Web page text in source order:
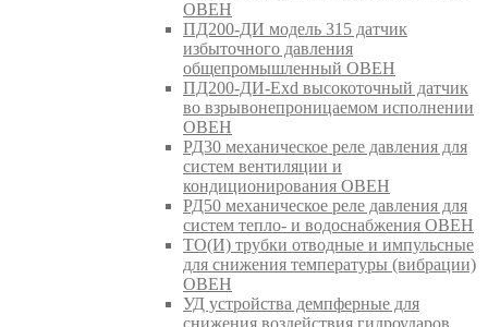
ОВЕН
ПД200-ДИ модель 315 датчик
избыточного давления
общепромышленный ОВЕН
ПД200-ДИ-Exd высокоточный датчик
во взрывонепроницаемом исполнении
ОВЕН
РД30 механическое реле давления для
систем вентиляции и
кондиционирования ОВЕН
РД50 механическое реле давления для
систем тепло- и водоснабжения ОВЕН
ТО(И) трубки отводные и импульсные
для снижения температуры (вибрации)
ОВЕН
УД устройства демпферные для
снижения воздействия гидроударов